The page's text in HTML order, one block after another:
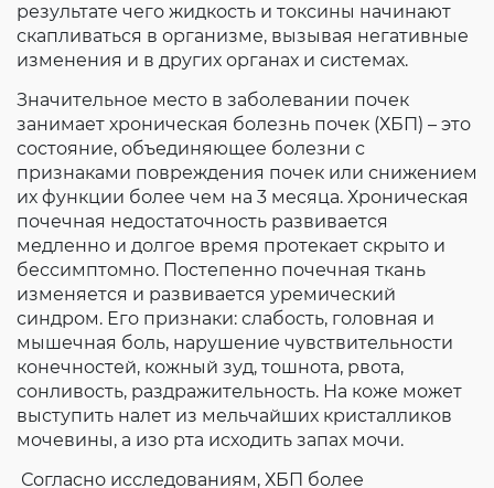
результате чего жидкость и токсины начинают
скапливаться в организме, вызывая негативные
изменения и в других органах и системах.
Значительное место в заболевании почек
занимает хроническая болезнь почек (ХБП) – это
состояние, объединяющее болезни с
признаками повреждения почек или снижением
их функции более чем на 3 месяца. Хроническая
почечная недостаточность развивается
медленно и долгое время протекает скрыто и
бессимптомно. Постепенно почечная ткань
изменяется и развивается уремический
синдром. Его признаки: слабость, головная и
мышечная боль, нарушение чувствительности
конечностей, кожный зуд, тошнота, рвота,
сонливость, раздражительность. На коже может
выступить налет из мельчайших кристалликов
мочевины, а изо рта исходить запах мочи.
Согласно исследованиям, ХБП более